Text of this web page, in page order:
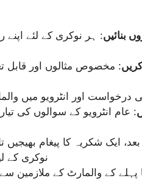
بنائیں: ہر نوکری کے لئے اپنے
: مخصوص مثالوں اور قابل
درخواست اور انٹرویو میں
: عام انٹرویو کے سوالوں کی
بعد، ایک شکریہ کا پیغام
نوکری کے
پہلے کے والمارٹ کے ملازمین